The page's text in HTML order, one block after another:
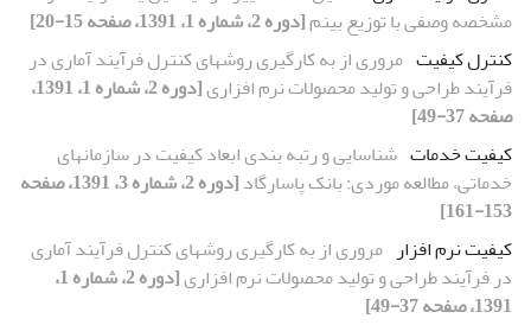
مشخصه وصفی با توزیع بینم[دوره 2، شماره 1، 1391، صفحه 15-20]
کنترل کیفیت مروری از به کارگیری روش‏های کنترل فرآیند آماری در
فرآیند طراحی و تولید محصولات نرم افزاری
[دوره 2، شماره 1، 1391،
صفحه 37-49]
کیفیت خدمات شناسایی و رتبه بندی ابعاد کیفیت در سازمانهای
خدماتی، مطالعه موردی: بانک پاسارگاد
[دوره 2، شماره 3، 1391، صفحه
153-161]
کیفیت نرم افزار مروری از به کارگیری روش‏های کنترل فرآیند آماری
در فرآیند طراحی و تولید محصولات نرم افزاری
[دوره 2، شماره 1،
1391، صفحه 37-49]